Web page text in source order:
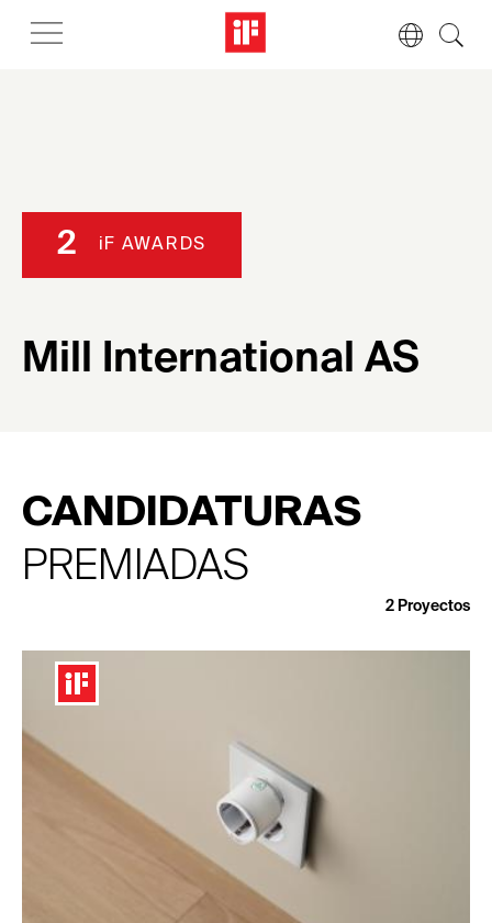
2 iF AWARDS
Mill International AS
CANDIDATURAS
PREMIADAS
2 Proyectos